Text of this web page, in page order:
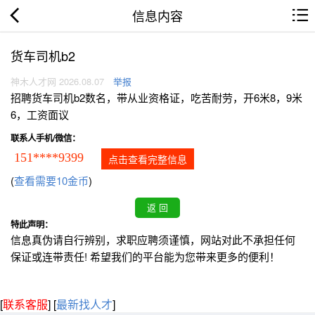
信息内容
货车司机b2
神木人才网 2026.08.07 举报
招聘货车司机b2数名，带从业资格证，吃苦耐劳，开6米8，9米
6，工资面议
联系人手机/微信：
151****9399 点击查看完整信息
(查看需要10金币)
特此声明：
信息真伪请自行辨别，求职应聘须谨慎，网站对此不承担任何
保证或连带责任! 希望我们的平台能为您带来更多的便利！
[联系客服] [最新找人才]